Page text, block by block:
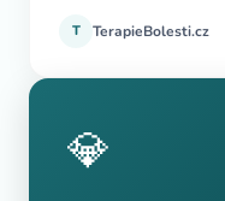
T TerapieBolesti.cz
💎